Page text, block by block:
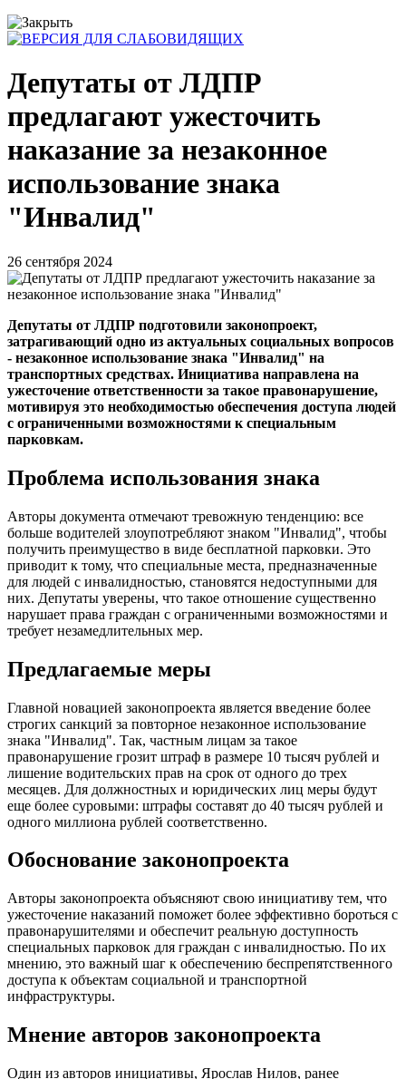
Депутаты от ЛДПР
предлагают ужесточить
наказание за незаконное
использование знака
"Инвалид"
26 сентября 2024
Депутаты от ЛДПР подготовили законопроект,
затрагивающий одно из актуальных социальных вопросов
- незаконное использование знака "Инвалид" на
транспортных средствах. Инициатива направлена на
ужесточение ответственности за такое правонарушение,
мотивируя это необходимостью обеспечения доступа людей
с ограниченными возможностями к специальным
парковкам.
Проблема использования знака
Авторы документа отмечают тревожную тенденцию: все
больше водителей злоупотребляют знаком "Инвалид", чтобы
получить преимущество в виде бесплатной парковки. Это
приводит к тому, что специальные места, предназначенные
для людей с инвалидностью, становятся недоступными для
них. Депутаты уверены, что такое отношение существенно
нарушает права граждан с ограниченными возможностями и
требует незамедлительных мер.
Предлагаемые меры
Главной новацией законопроекта является введение более
строгих санкций за повторное незаконное использование
знака "Инвалид". Так, частным лицам за такое
правонарушение грозит штраф в размере 10 тысяч рублей и
лишение водительских прав на срок от одного до трех
месяцев. Для должностных и юридических лиц меры будут
еще более суровыми: штрафы составят до 40 тысяч рублей и
одного миллиона рублей соответственно.
Обоснование законопроекта
Авторы законопроекта объясняют свою инициативу тем, что
ужесточение наказаний поможет более эффективно бороться с
правонарушителями и обеспечит реальную доступность
специальных парковок для граждан с инвалидностью. По их
мнению, это важный шаг к обеспечению беспрепятственного
доступа к объектам социальной и транспортной
инфраструктуры.
Мнение авторов законопроекта
Один из авторов инициативы, Ярослав Нилов, ранее